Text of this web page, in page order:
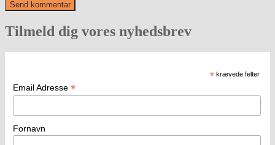
Tilmeld dig vores nyhedsbrev
* krævede felter
Email Adresse *
Fornavn